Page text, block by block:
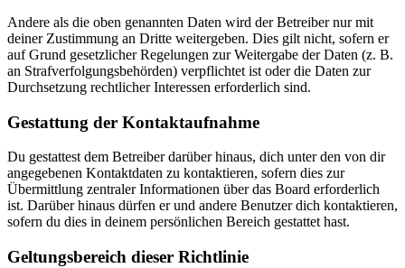
Andere als die oben genannten Daten wird der Betreiber nur mit
deiner Zustimmung an Dritte weitergeben. Dies gilt nicht, sofern er
auf Grund gesetzlicher Regelungen zur Weitergabe der Daten (z. B.
an Strafverfolgungsbehörden) verpflichtet ist oder die Daten zur
Durchsetzung rechtlicher Interessen erforderlich sind.
Gestattung der Kontaktaufnahme
Du gestattest dem Betreiber darüber hinaus, dich unter den von dir
angegebenen Kontaktdaten zu kontaktieren, sofern dies zur
Übermittlung zentraler Informationen über das Board erforderlich
ist. Darüber hinaus dürfen er und andere Benutzer dich kontaktieren,
sofern du dies in deinem persönlichen Bereich gestattet hast.
Geltungsbereich dieser Richtlinie